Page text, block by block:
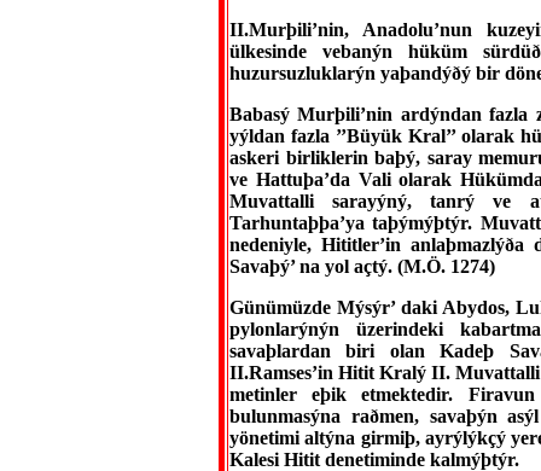
II.Murþili’nin, Anadolu’nun
ülkesinde vebanýn hüküm
huzursuzluklarýn yaþandýðý bir
Babasý Murþili’nin ardýndan fazla
yýldan fazla ’’Büyük Kral’’ olarak
askeri birliklerin baþý, saray
ve Hattuþa’da Vali olarak
Muvattalli sarayýný, tanrý ve
Tarhuntaþþa’ya taþýmýþtýr.
nedeniyle, Hititler’in
Savaþý’ na yol açtý. (M.Ö. 1274)
Günümüzde Mýsýr’ daki Abydos,
pylonlarýnýn üzerindeki
savaþlardan biri olan Kadeþ
II.Ramses’in Hitit Kralý II.
metinler eþik etmektedir.
bulunmasýna raðmen, savaþýn
yönetimi altýna girmiþ, ayrýlýkçý
Kalesi Hitit denetiminde kalmýþtýr.